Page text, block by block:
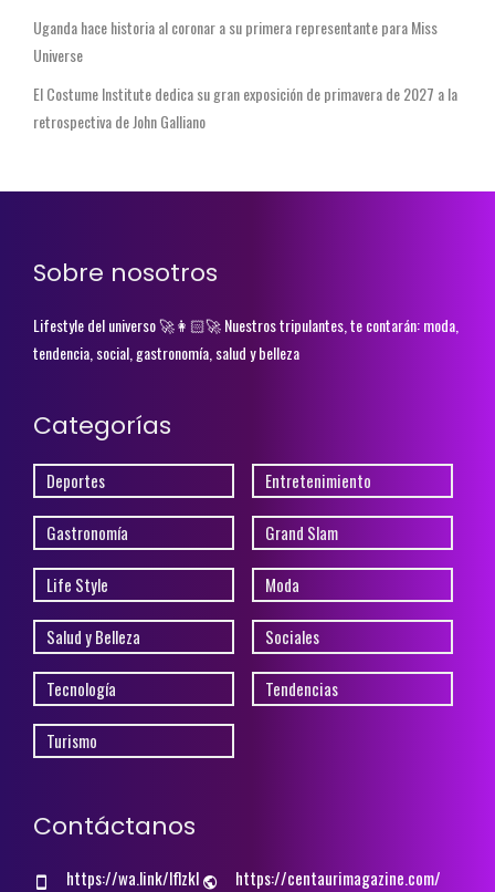
Uganda hace historia al coronar a su primera representante para Miss
Universe
El Costume Institute dedica su gran exposición de primavera de 2027 a la
retrospectiva de John Galliano
Sobre nosotros
Lifestyle del universo 🚀👩🏻‍🚀 Nuestros tripulantes, te contarán: moda,
tendencia, social, gastronomía, salud y belleza
Categorías
Deportes Entretenimiento
Gastronomía Grand Slam
Life Style Moda
Salud y Belleza Sociales
Tecnología Tendencias
Turismo
Contáctanos
https://wa.link/lflzkl https://centaurimagazine.com/